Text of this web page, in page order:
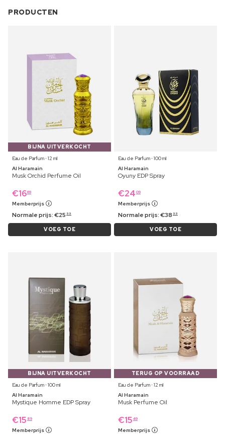
PRODUCTEN
BIJNA UITVERKOCHT
Eau de Parfum ⋅ 12 ml
Al Haramain
Musk Orchid Perfume Oil
€1669
Memberprijs
Normale prijs:€25 99
VOEG TOE
Eau de Parfum ⋅ 100 ml
Al Haramain
Oyuny EDP Spray
€24 09
Memberprijs
Normale prijs:€38 99
VOEG TOE
BIJNA UITVERKOCHT
Eau de Parfum ⋅ 100 ml
Al Haramain
Mystique Homme EDP Spray
€15 89
Memberprijs
TERUG OP VOORRAAD
Eau de Parfum ⋅ 12 ml
Al Haramain
Musk Perfume Oil
€15 49
Memberprijs